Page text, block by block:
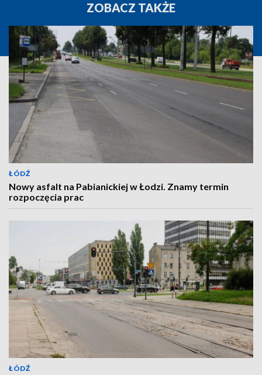
ZOBACZ TAKŻE
ŁÓDŹ
Nowy asfalt na Pabianickiej w Łodzi. Znamy termin
rozpoczęcia prac
ŁÓDŹ